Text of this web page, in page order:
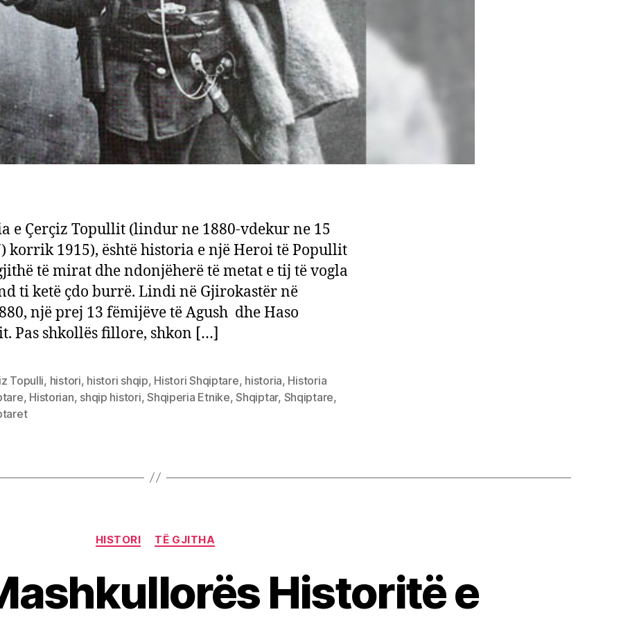
e Çerçiz Topullit (lindur ne 1880-vdekur ne 15
korrik 1915), është historia e një Heroi të Popullit
të mirat dhe ndonjëherë të metat e tij të vogla
ti ketë çdo burrë. Lindi në Gjirokastër në
një prej 13 fëmijëve të Agush dhe Haso
Pas shkollës fillore, shkon […]
Topulli, histori, histori shqip, Histori Shqiptare, historia, Historia
, Historian, shqip histori,Shqiperia Etnike,Shqiptar, Shqiptare,
Categories
HISTORI TË GJITHA
Historitë e